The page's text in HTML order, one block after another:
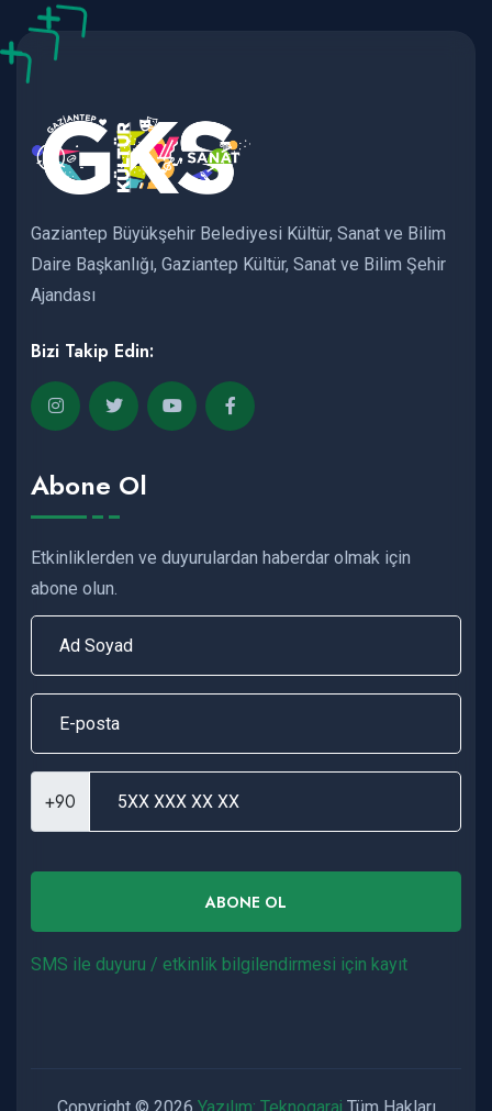
Gaziantep Büyükşehir Belediyesi Kültür, Sanat ve Bilim
Daire Başkanlığı, Gaziantep Kültür, Sanat ve Bilim Şehir
Ajandası
Bizi Takip Edin:
Abone Ol
Etkinliklerden ve duyurulardan haberdar olmak için
abone olun.
+90
ABONE OL
SMS ile duyuru / etkinlik bilgilendirmesi için kayıt